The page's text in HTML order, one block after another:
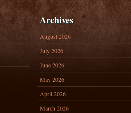
Archives
August 2026
July 2026
June 2026
May 2026
April 2026
March 2026